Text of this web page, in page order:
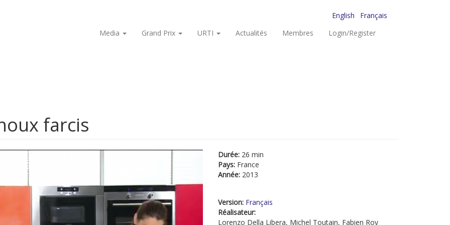
English
Français
Media
Grand Prix URTI Actualités Membres Login/Register
farcis
Durée: 26 min
Pays: France
Année: 2013
Version: Français
Réalisateur:
Lorenzo Della Libera, Michel Toutain, Fabien Roy